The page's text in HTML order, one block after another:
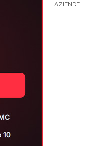
AZIENDE